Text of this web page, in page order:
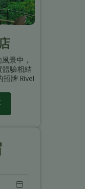
景中，
體驗相結
牌 Rivel